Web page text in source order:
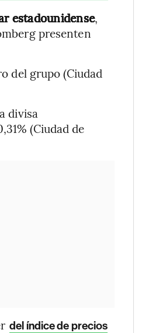
estadounidense,
presenten
del grupo (Ciudad
divisa
(Ciudad de
del índice de precios